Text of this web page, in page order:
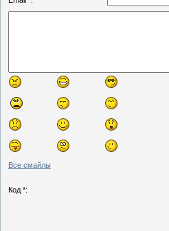
Все смайлы
Код *: